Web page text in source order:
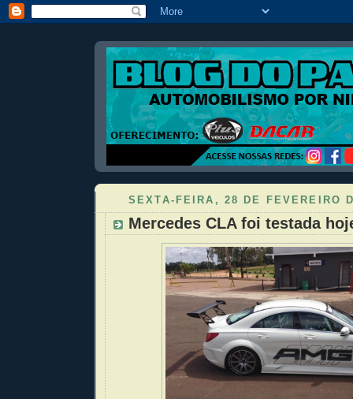
SEXTA-FEIRA, 28 DE FEVEREIRO
Mercedes CLA foi testada